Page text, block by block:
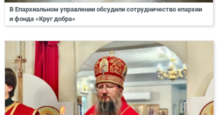
В Епархиальном управлении обсудили сотрудничество епархии
и фонда «Круг добра»